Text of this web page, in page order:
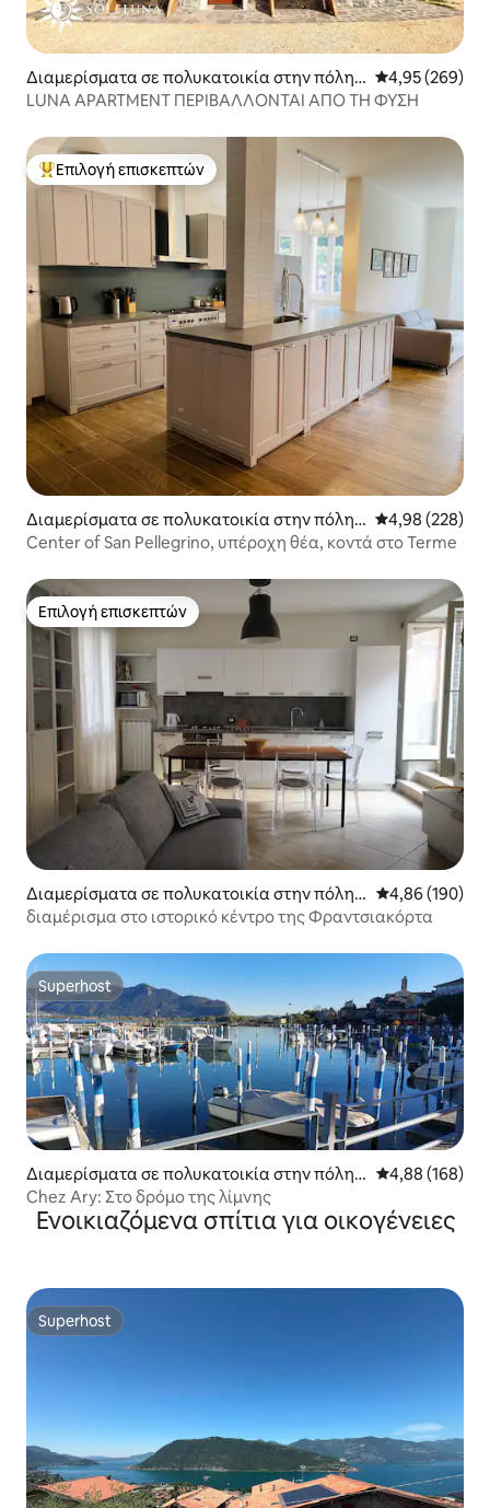
Διαμερίσματα σε πολυκατοικία στην πόλη
Capovalle
Μέση
4,95 (269)
LUNA APARTMENT ΠΕΡΙΒΑΛΛΟΝΤΑΙ ΑΠΟ ΤΗ ΦΥΣΗ
Κορυφαία επιλογή επισκεπτών
Επιλογή επισκεπτών
Διαμερίσματα σε πολυκατοικία στην πόλη S
an Pellegrino Terme
Μέση
4,98 (228)
Center of San Pellegrino, υπέροχη θέα, κοντά στο Terme
Επιλογή επισκεπτών
Επιλογή επισκεπτών
Διαμερίσματα σε πολυκατοικία στην πόλη
Capriolo
Μέση
4,86 (190)
διαμέρισμα στο ιστορικό κέντρο της Φραντσιακόρτα
Superhost
Superhost
Διαμερίσματα σε πολυκατοικία στην πόλη
Clusane
Μέση
4,88 (168)
Chez Ary: Στο δρόμο της λίμνης
Ενοικιαζόμενα σπίτια για οικογένειες
Superhost
Superhost